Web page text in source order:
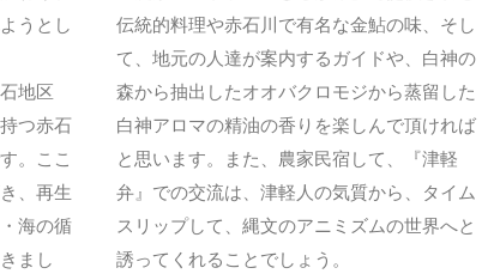
うとし
地区
つ赤石
。ここ
、再生
海の循
まし
伝統的料理や赤石川で有名な金鮎の味、そし
て、地元の人達が案内するガイドや、白神の
森から抽出したオオバクロモジから蒸留した
白神アロマの精油の香りを楽しんで頂ければ
と思います。また、農家民宿して、『津軽
弁』での交流は、津軽人の気質から、タイム
スリップして、縄文のアニミズムの世界へと
誘ってくれることでしょう。